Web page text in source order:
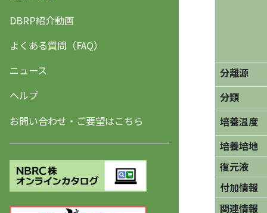
DBRP紹介動画
よくある質問（FAQ）
ニュース
ヘルプ
お問い合わせ・ご要望はこちら
分離源
分類
培養温度
培養培地
復元液
付加情報
関連情報